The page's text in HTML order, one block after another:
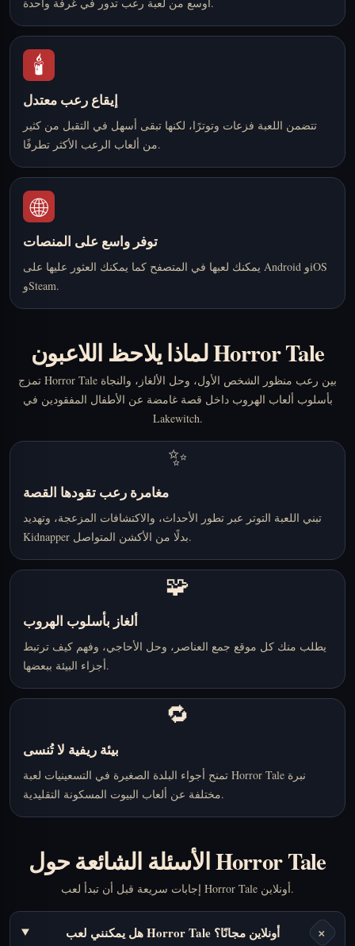
🕯️
إيقاع رعب معتدل
تتضمن اللعبة فزعات وتوترًا، لكنها تبقى أسهل في التقبل من كثير
من ألعاب الرعب الأكثر تطرفًا.
🌐
توفر واسع على المنصات
يمكنك لعبها في المتصفح كما يمكنك العثور عليها على Android وiOS
وSteam.
لماذا يلاحظ اللاعبون Horror Tale
تمزج Horror Tale بين رعب منظور الشخص الأول، وحل الألغاز، والنجاة
بأسلوب ألعاب الهروب داخل قصة غامضة عن الأطفال المفقودين في
Lakewitch.
✨
مغامرة رعب تقودها القصة
تبني اللعبة التوتر عبر تطور الأحداث، والاكتشافات المزعجة، وتهديد
Kidnapper بدلًا من الأكشن المتواصل.
🧩
ألغاز بأسلوب الهروب
يطلب منك كل موقع جمع العناصر، وحل الأحاجي، وفهم كيف ترتبط
أجزاء البيئة ببعضها.
🔁
بيئة ريفية لا تُنسى
تمنح أجواء البلدة الصغيرة في التسعينيات لعبة Horror Tale نبرة
مختلفة عن ألعاب البيوت المسكونة التقليدية.
الأسئلة الشائعة حول Horror Tale
إجابات سريعة قبل أن تبدأ لعب Horror Tale أونلاين.
هل يمكنني لعب Horror Tale أونلاين مجانًا؟ +